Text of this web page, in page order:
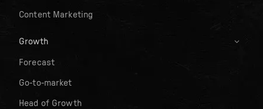
Content Marketing
Growth
Forecast
Go-to-market
Head of Growth